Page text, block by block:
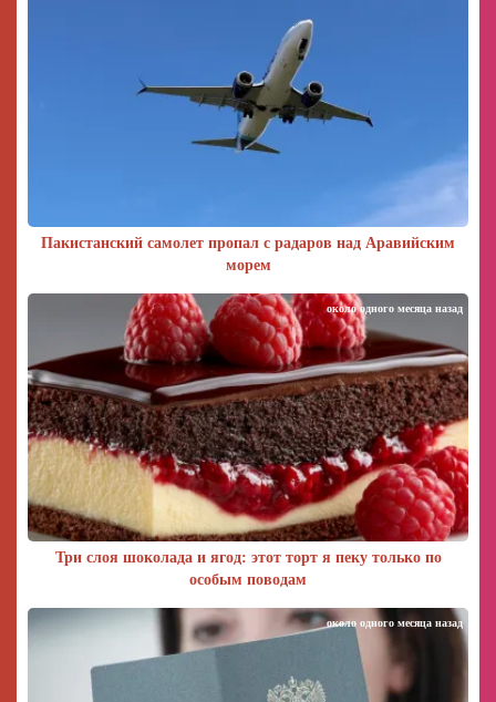
Пакистанский самолет пропал с радаров над Аравийским
морем
Три слоя шоколада и ягод: этот торт я пеку только по
особым поводам
около одного месяца назад
около одного месяца назад